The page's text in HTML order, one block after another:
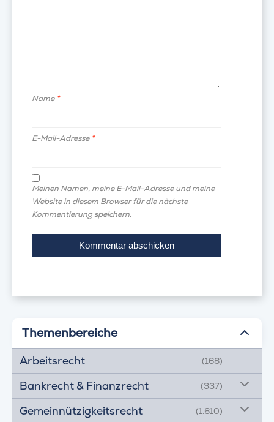
Name *
E-Mail-Adresse *
Meinen Namen, meine E-Mail-Adresse und meine
Website in diesem Browser für die nächste
Kommentierung speichern.
Themenbereiche
Arbeitsrecht (168)
Bankrecht & Finanzrecht (337)
Gemeinnützigkeitsrecht (1.610)